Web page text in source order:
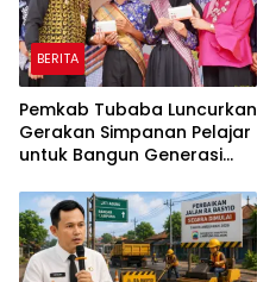
BERITA
Pemkab Tubaba Luncurkan
Gerakan Simpanan Pelajar
untuk Bangun Generasi